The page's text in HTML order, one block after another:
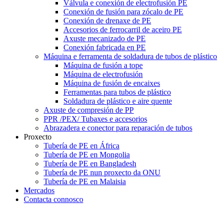
Válvula e conexión de electrofusión PE
Conexión de fusión para zócalo de PE
Conexión de drenaxe de PE
Accesorios de ferrocarril de aceiro PE
Axuste mecanizado de PE
Conexión fabricada en PE
Máquina e ferramenta de soldadura de tubos de plástico
Máquina de fusión a tope
Máquina de electrofusión
Máquina de fusión de encaixes
Ferramentas para tubos de plástico
Soldadura de plástico e aire quente
Axuste de compresión de PP
PPR /PEX/ Tubaxes e accesorios
Abrazadera e conector para reparación de tubos
Proxecto
Tubería de PE en África
Tubería de PE en Mongolia
Tubería de PE en Bangladesh
Tubería de PE nun proxecto da ONU
Tubería de PE en Malaisia
Mercados
Contacta connosco